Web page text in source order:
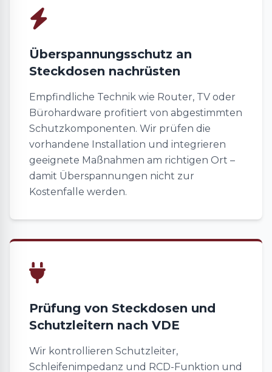
Überspannungsschutz an
Steckdosen nachrüsten
Empfindliche Technik wie Router, TV oder
Bürohardware profitiert von abgestimmten
Schutzkomponenten. Wir prüfen die
vorhandene Installation und integrieren
geeignete Maßnahmen am richtigen Ort –
damit Überspannungen nicht zur
Kostenfalle werden.
Prüfung von Steckdosen und
Schutzleitern nach VDE
Wir kontrollieren Schutzleiter,
Schleifenimpedanz und RCD-Funktion und